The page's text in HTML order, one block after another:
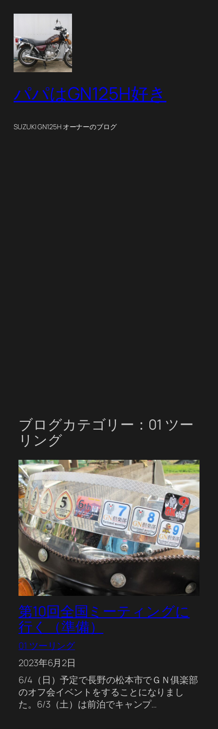
パパはGN125H好き
SUZUKI GN125H オーナーのブログ
ブログカテゴリー：01 ツー
リング
第10回全国ミーティングに
行く（準備）
01 ツーリング
2023年6月2日
6/4（日）予定で長野の松本市でＧＮ俱楽部
のオフ会イベントをすることになりまし
た。6/3（土）は前泊でキャンプ…